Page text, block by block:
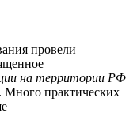
провели
на территории РФ
. Много практических